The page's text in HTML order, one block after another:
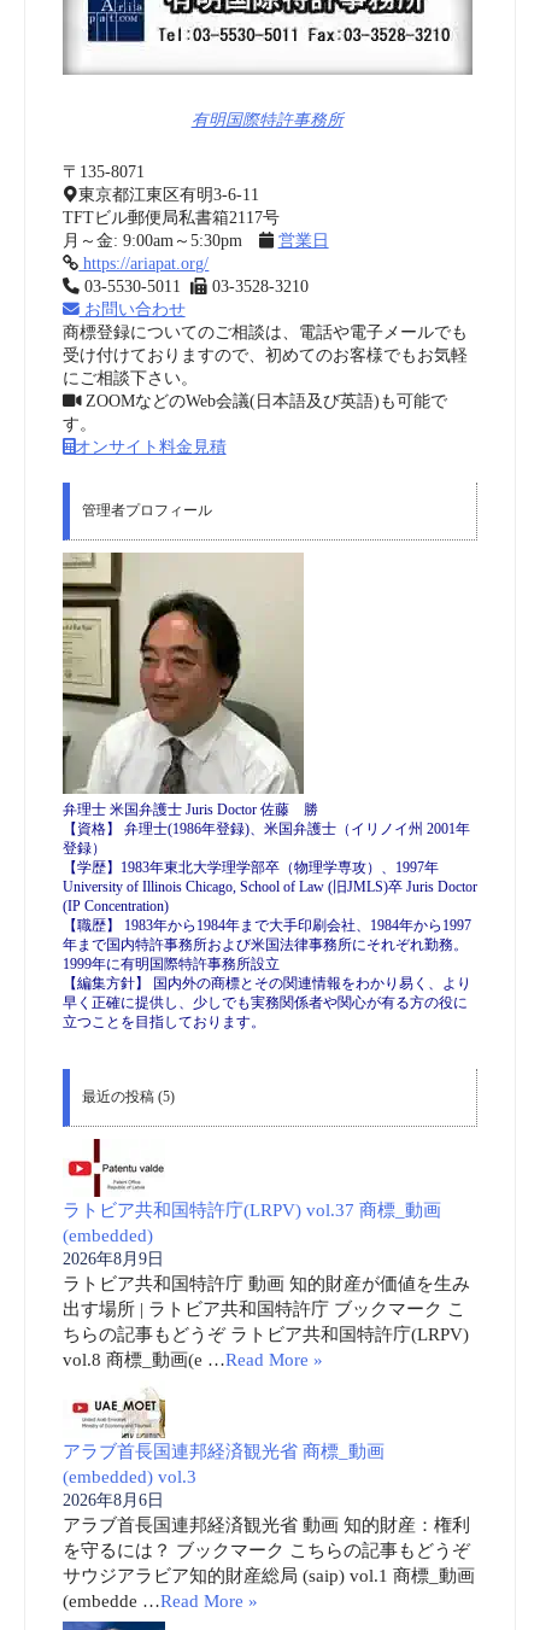
有明国際特許事務所
〒135-8071
東京都江東区有明3-6-11
TFTビル郵便局私書箱2117号
月～金: 9:00am～5:30pm
営業日
https://ariapat.org/
03-5530-5011
03-3528-3210
お問い合わせ
商標登録についてのご相談は、電話や電子メールでも
受け付けておりますので、初めてのお客様でもお気軽
にご相談下さい。
ZOOMなどのWeb会議(日本語及び英語)も可能で
す。
オンサイト料金見積
管理者プロフィール
弁理士 米国弁護士 Juris Doctor 佐藤 勝
【資格】 弁理士(1986年登録)、米国弁護士（イリノイ州 2001年
登録）
【学歴】1983年東北大学理学部卒（物理学専攻）、1997年
University of Illinois Chicago, School of Law (旧JMLS)卒 Juris Doctor
(IP Concentration)
【職歴】 1983年から1984年まで大手印刷会社、1984年から1997
年まで国内特許事務所および米国法律事務所にそれぞれ勤務。
1999年に有明国際特許事務所設立
【編集方針】 国内外の商標とその関連情報をわかり易く、より
早く正確に提供し、少しでも実務関係者や関心が有る方の役に
立つことを目指しております。
最近の投稿 (5)
ラトビア共和国特許庁(LRPV) vol.37 商標_動画
(embedded)
2026年8月9日
ラトビア共和国特許庁 動画 知的財産が価値を生み
出す場所 | ラトビア共和国特許庁 ブックマーク こ
ちらの記事もどうぞ ラトビア共和国特許庁(LRPV)
vol.8 商標_動画(e …Read More »
アラブ首長国連邦経済観光省 商標_動画
(embedded) vol.3
2026年8月6日
アラブ首長国連邦経済観光省 動画 知的財産：権利
を守るには？ ブックマーク こちらの記事もどうぞ
サウジアラビア知的財産総局 (saip) vol.1 商標_動画
(embedde …Read More »